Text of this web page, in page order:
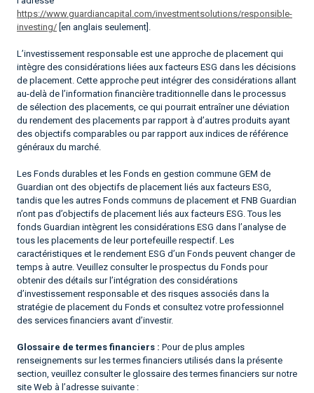
https://www.guardiancapital.com/investmentsolutions/responsible-
investing/ [en anglais seulement].
L’investissement responsable est une approche de placement qui
intègre des considérations liées aux facteurs ESG dans les décisions
de placement. Cette approche peut intégrer des considérations allant
au-delà de l’information financière traditionnelle dans le processus
de sélection des placements, ce qui pourrait entraîner une déviation
du rendement des placements par rapport à d’autres produits ayant
des objectifs comparables ou par rapport aux indices de référence
généraux du marché.
Les Fonds durables et les Fonds en gestion commune GEM de
Guardian ont des objectifs de placement liés aux facteurs ESG,
tandis que les autres Fonds communs de placement et FNB Guardian
n’ont pas d’objectifs de placement liés aux facteurs ESG. Tous les
fonds Guardian intègrent les considérations ESG dans l’analyse de
tous les placements de leur portefeuille respectif. Les
caractéristiques et le rendement ESG d’un Fonds peuvent changer de
temps à autre. Veuillez consulter le prospectus du Fonds pour
obtenir des détails sur l’intégration des considérations
d’investissement responsable et des risques associés dans la
stratégie de placement du Fonds et consultez votre professionnel
des services financiers avant d’investir.
Glossaire de termes financiers : Pour de plus amples
renseignements sur les termes financiers utilisés dans la présente
section, veuillez consulter le glossaire des termes financiers sur notre
site Web à l’adresse suivante :